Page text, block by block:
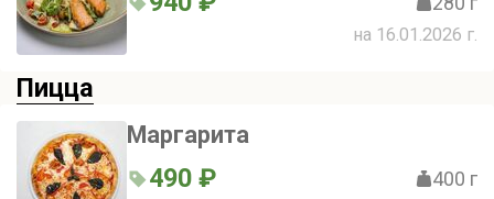
на 16.01.2026 г.
Пицца
Маргарита
490 ₽ 400 г